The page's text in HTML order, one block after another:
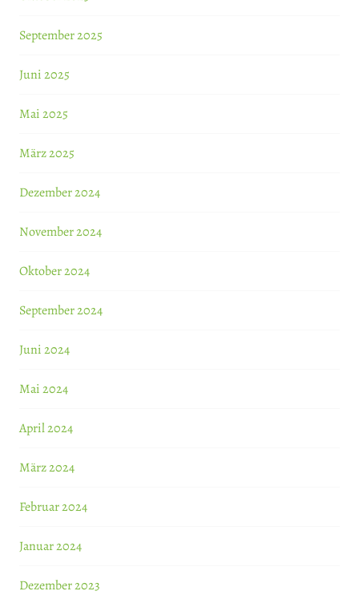
September 2025
Juni 2025
Mai 2025
März 2025
Dezember 2024
November 2024
Oktober 2024
September 2024
Juni 2024
Mai 2024
April 2024
März 2024
Februar 2024
Januar 2024
Dezember 2023